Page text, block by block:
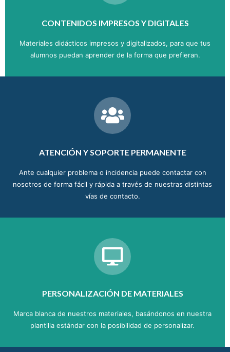
CONTENIDOS IMPRESOS Y DIGITALES
Materiales didácticos impresos y digitalizados, para que tus
alumnos puedan aprender de la forma que prefieran.
ATENCIÓN Y SOPORTE PERMANENTE
Ante cualquier problema o incidencia puede contactar con
nosotros de forma fácil y rápida a través de nuestras distintas
vías de contacto.
PERSONALIZACIÓN DE MATERIALES
Marca blanca de nuestros materiales, basándonos en nuestra
plantilla estándar con la posibilidad de personalizar.